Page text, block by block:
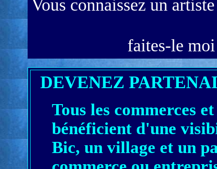
Vous connaissez un
faites-le
DEVENEZ
Tous les commerces
bénéficient d'une
Bic, un village et un